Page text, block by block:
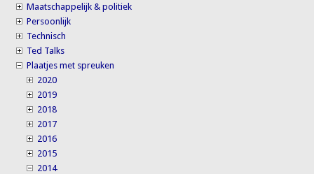
Maatschappelijk & politiek
Persoonlijk
Technisch
Ted Talks
Plaatjes met spreuken
2020
2019
2018
2017
2016
2015
2014